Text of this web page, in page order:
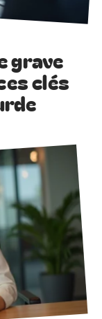
grave
clés